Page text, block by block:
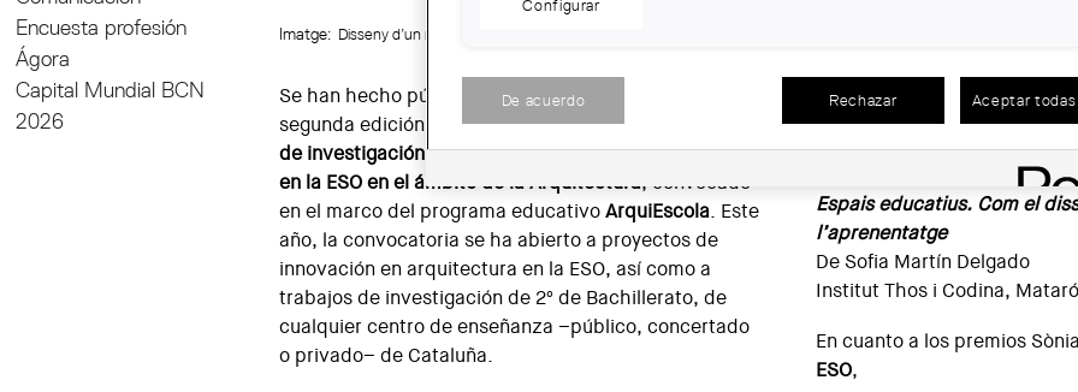
Encuesta profesión
Ágora
Capital Mundial BCN
2026
Imatge: Disseny d’un mòdul d’habitatge per emergència climàtica. Berta Calvo Cabanes
Se han hecho públicos los proyectos ganadores de la
segunda edición delPremio Sònia Dalet de trabajos
de investigación en Bachillerato e innovación docente
en la ESO en el ámbito de la Arquitectura, convocado
en el marco del programa educativoArquiEscola. Este
año, la convocatoria se ha abierto a proyectos de
innovación en arquitectura en la ESO, así como a
trabajos de investigación de 2º de Bachillerato, de
cualquier centro de enseñanza –público, concertado
o privado– de Cataluña.
How much does your
De Bruna Ribas Rof
Col·legi Badalonès,
Espais educatius. Com el
l’aprenentatge
De Sofia Martín Delgado
Institut Thos i Codina,
En cuanto a los premios
ESO,
Configurar
De acuerdo Rechazar Aceptar